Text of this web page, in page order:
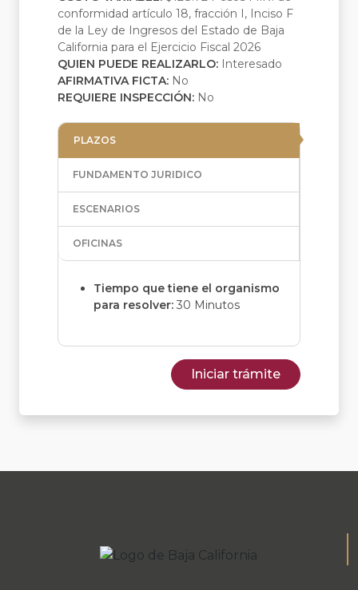
conformidad artículo 18, fracción I, Inciso F
de la Ley de Ingresos del Estado de Baja
California para el Ejercicio Fiscal 2026
QUIEN PUEDE REALIZARLO: Interesado
AFIRMATIVA FICTA: No
REQUIERE INSPECCIÓN: No
PLAZOS
FUNDAMENTO JURIDICO
ESCENARIOS
OFICINAS
Tiempo que tiene el organismo
para resolver: 30 Minutos
Iniciar trámite